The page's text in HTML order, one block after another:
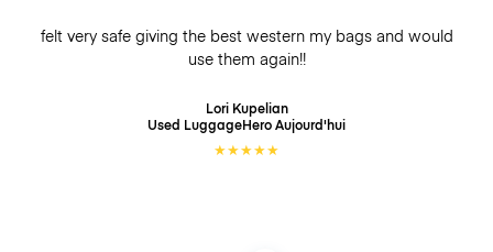
felt very safe giving the best western my bags and would
use them again!!
Lori Kupelian
Used LuggageHeroAujourd'hui
★★★★★